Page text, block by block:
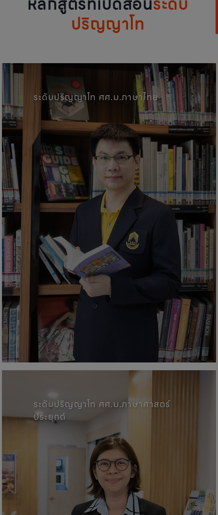
ปริญญาโท
คณะศิลปศาสตร์, มหาวิทยาลัยพะ
ระดับปริญญาโท ศศ.ม.ภาษาไทย
คณะศิลปศาสตร์, มหาวิทยาลัยพะ
ระดับปริญญาโท ศศ.ม.ภาษาศาสตร์
ประยุกต์